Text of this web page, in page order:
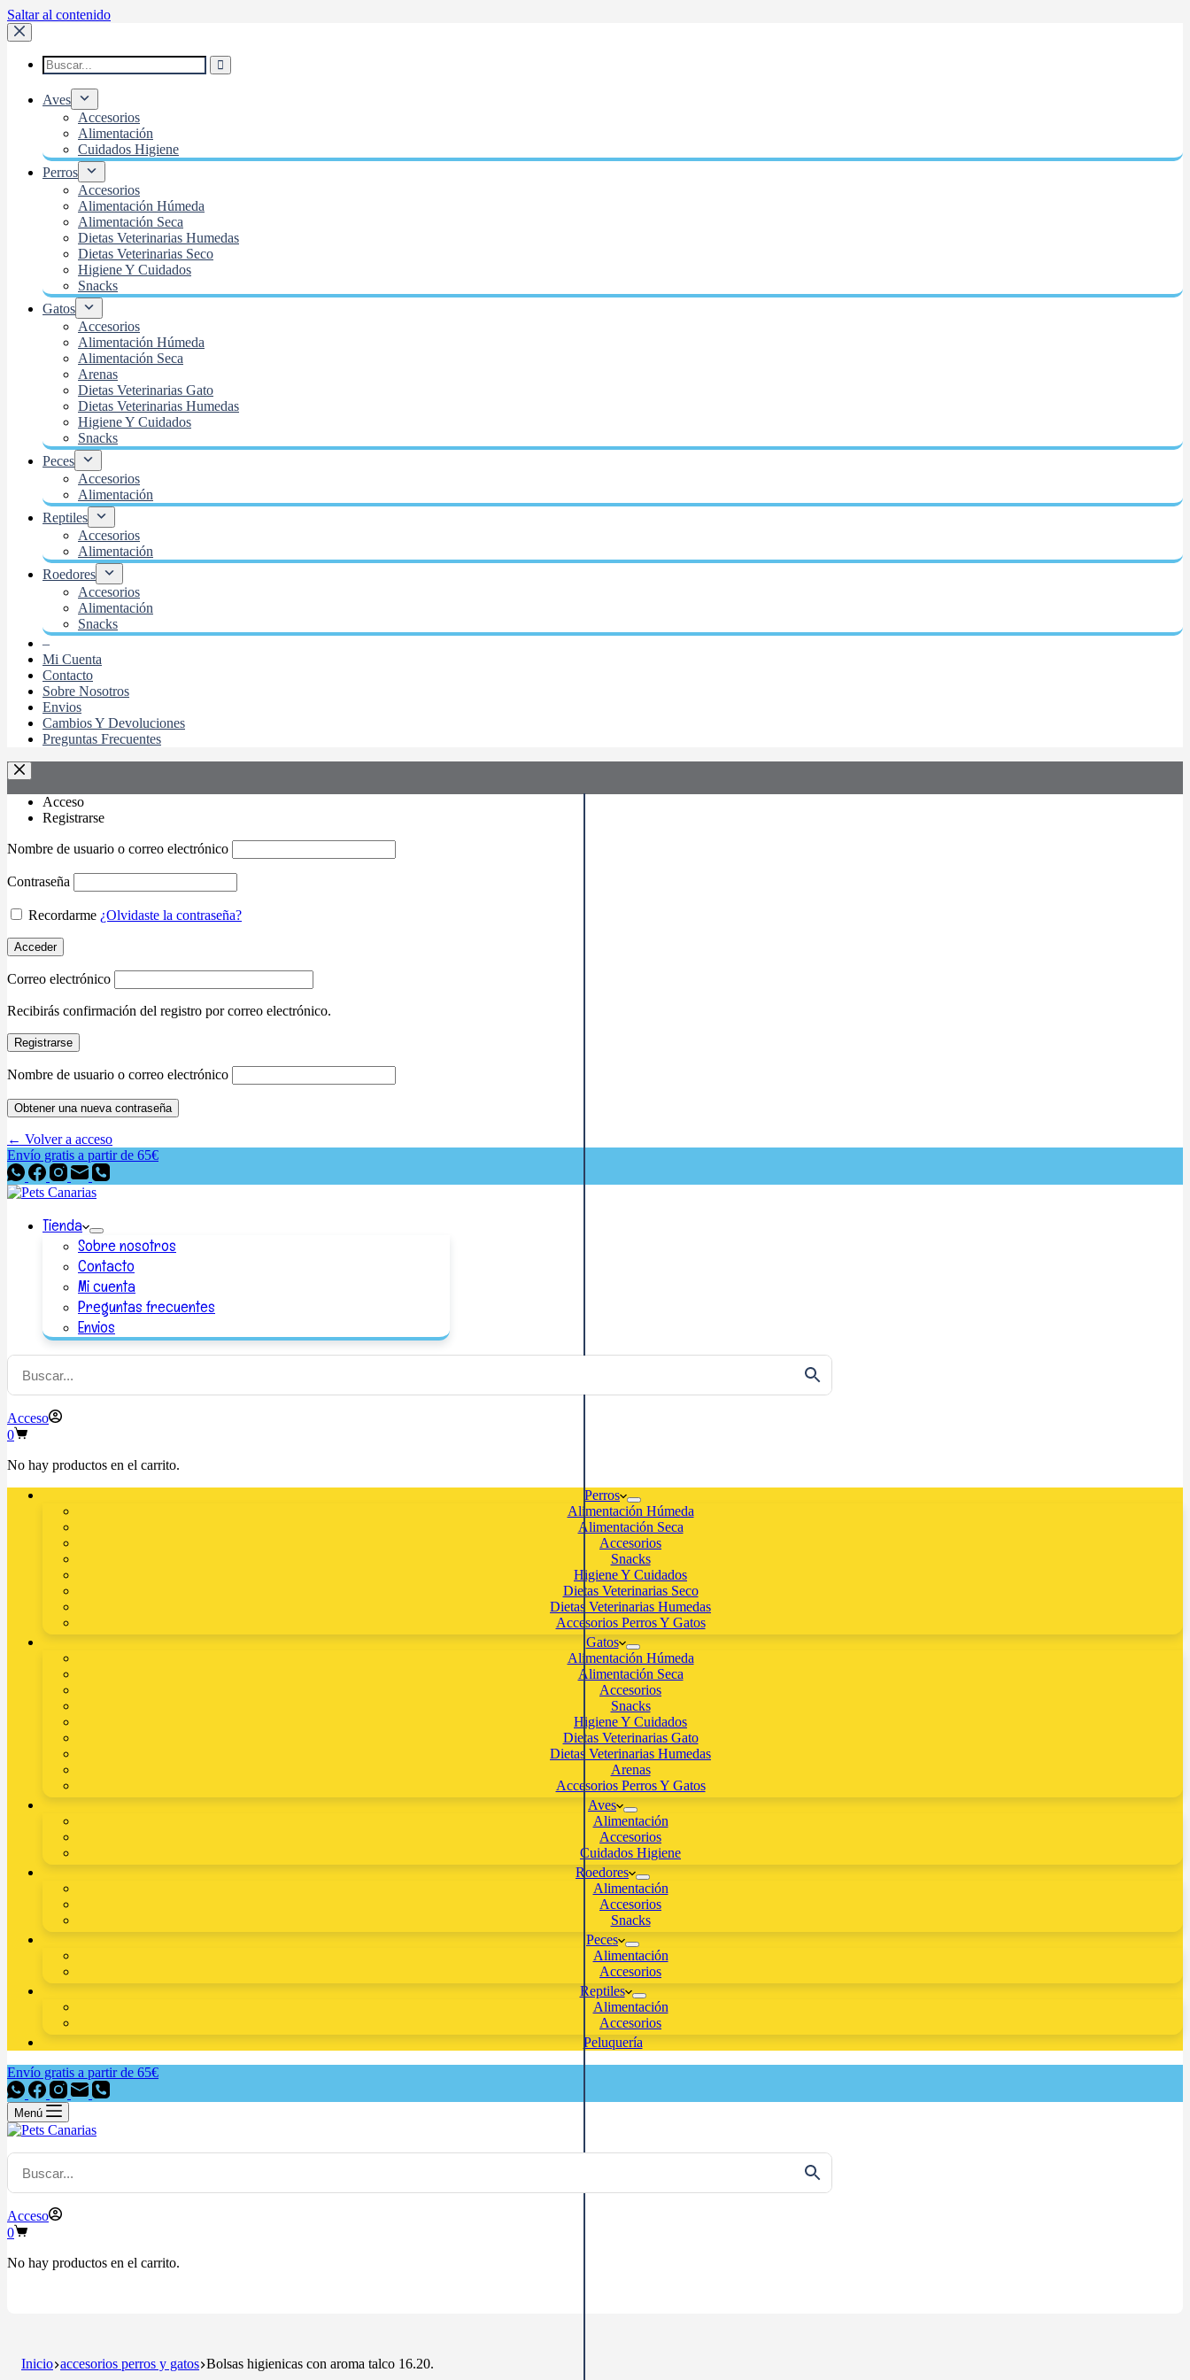
Saltar al contenido
Aves
Accesorios
Alimentación
Cuidados Higiene
Perros
Accesorios
Alimentación Húmeda
Alimentación Seca
Dietas Veterinarias Humedas
Dietas Veterinarias Seco
Higiene Y Cuidados
Snacks
Gatos
Accesorios
Alimentación Húmeda
Alimentación Seca
Arenas
Dietas Veterinarias Gato
Dietas Veterinarias Humedas
Higiene Y Cuidados
Snacks
Peces
Accesorios
Alimentación
Reptiles
Accesorios
Alimentación
Roedores
Accesorios
Alimentación
Snacks
–
Mi Cuenta
Contacto
Sobre Nosotros
Envios
Cambios Y Devoluciones
Preguntas Frecuentes
Acceso
Registrarse
Nombre de usuario o correo electrónico
Contraseña
Recordarme ¿Olvidaste la contraseña?
Acceder
Correo electrónico
Recibirás confirmación del registro por correo electrónico.
Registrarse
Nombre de usuario o correo electrónico
Obtener una nueva contraseña
← Volver a acceso
Envío gratis a partir de 65€
Tienda
Sobre nosotros
Contacto
Mi cuenta
Preguntas frecuentes
Envios
Acceso
0
No hay productos en el carrito.
Perros
Alimentación Húmeda
Alimentación Seca
Accesorios
Snacks
Higiene Y Cuidados
Dietas Veterinarias Seco
Dietas Veterinarias Humedas
Accesorios Perros Y Gatos
Gatos
Alimentación Húmeda
Alimentación Seca
Accesorios
Snacks
Higiene Y Cuidados
Dietas Veterinarias Gato
Dietas Veterinarias Humedas
Arenas
Accesorios Perros Y Gatos
Aves
Alimentación
Accesorios
Cuidados Higiene
Roedores
Alimentación
Accesorios
Snacks
Peces
Alimentación
Accesorios
Reptiles
Alimentación
Accesorios
Peluquería
Envío gratis a partir de 65€
Menú
Acceso
0
No hay productos en el carrito.
Inicio accesorios perros y gatos Bolsas higienicas con aroma talco 16.20.